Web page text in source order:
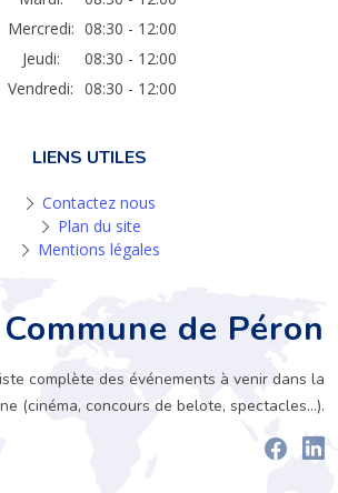
Mercredi: 08:30 - 12:00
Jeudi:
08:30 - 12:00
Vendredi: 08:30 - 12:00
LIENS UTILES
Contactez nous
Plan du site
Mentions légales
Commune de Péron
complète des événements à venir dans la
(cinéma, concours de belote, spectacles...).